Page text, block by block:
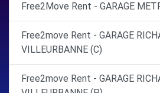
Free2Move Rent - GARAGE
Free2move Rent - GARAGE
VILLEURBANNE (C)
Free2move Rent - GARAGE